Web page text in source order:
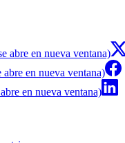
abre en nueva ventana)
abre en nueva ventana)
en nueva ventana)